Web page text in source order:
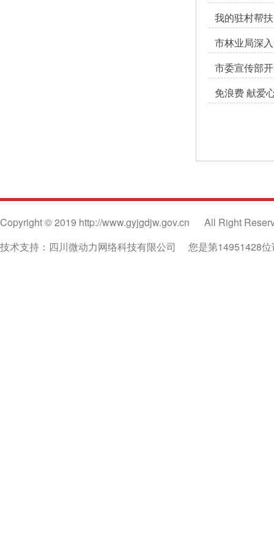
我的驻村帮
市林业局深
市委宣传部
免浪费 献爱
Copyright © 2019 http://www.gyjgdjw.gov.cn
All Right
技术支持：四川微动力网络科技有限公司
您是第14951428